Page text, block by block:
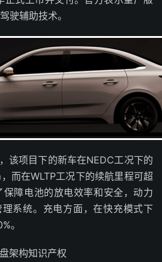
驶辅助技术。
项目下的新车在NEDC工况下的
而在WLTP工况下的续航里程可超
障电池的放电效率和安全，动力
系统。充电方面，在快充模式下
。
构知识产权